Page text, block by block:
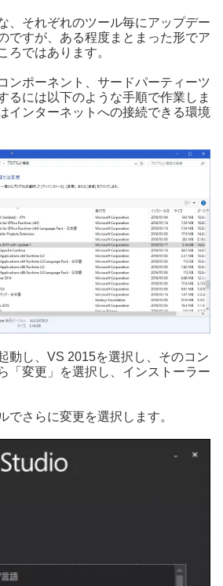
、それぞれのツール毎にアップデー
ですが、ある程度まとまった形でア
ろではあります。
ンポーネント、サードパーティーツ
るには以下のような手順で作業しま
インターネットへの接続できる環境
動し、VS 2015を選択し、そのコン
「変更」を選択し、インストーラー
でさらに変更を選択します。